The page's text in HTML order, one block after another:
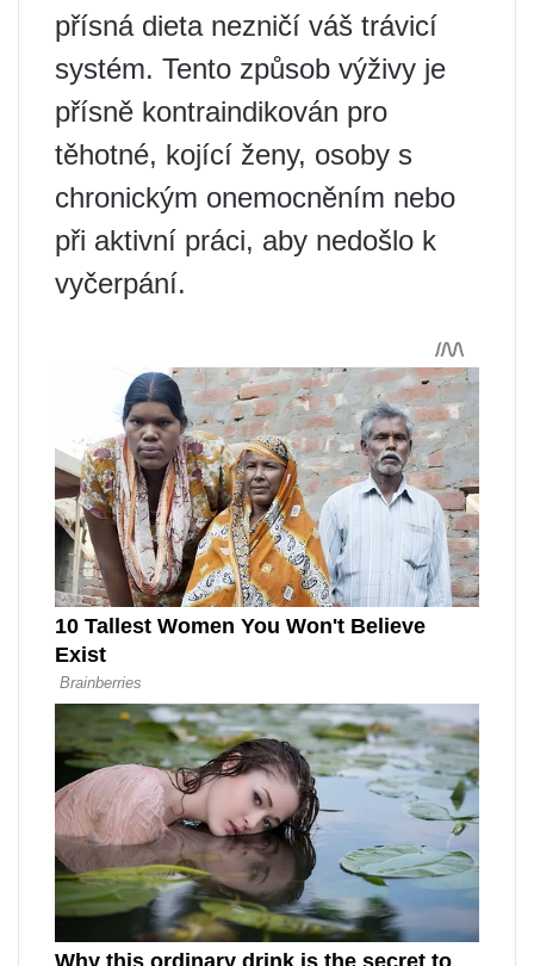
přísná dieta nezničí váš trávicí
systém. Tento způsob výživy je
přísně kontraindikován pro
těhotné, kojící ženy, osoby s
chronickým onemocněním nebo
při aktivní práci, aby nedošlo k
vyčerpání.